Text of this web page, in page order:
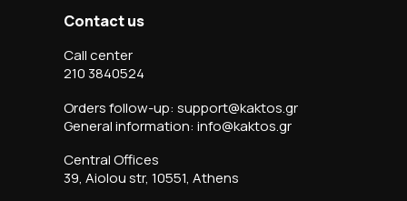
Contact us
Call center
210 3840524
Orders follow-up: support@kaktos.gr
General information: info@kaktos.gr
Central Offices
39, Aiolou str, 10551, Athens